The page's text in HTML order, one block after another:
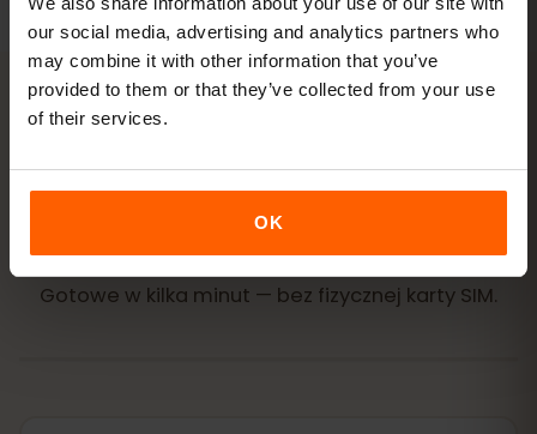
our social media, advertising and analytics partners who
may combine it with other information that you’ve
provided to them or that they’ve collected from your use
of their services.
OK
Aktywuj eSIM dla
Luksemburg w3 krokach
Gotowe w kilka minut — bez fizycznej karty SIM.